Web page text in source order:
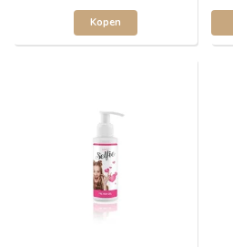
Kopen